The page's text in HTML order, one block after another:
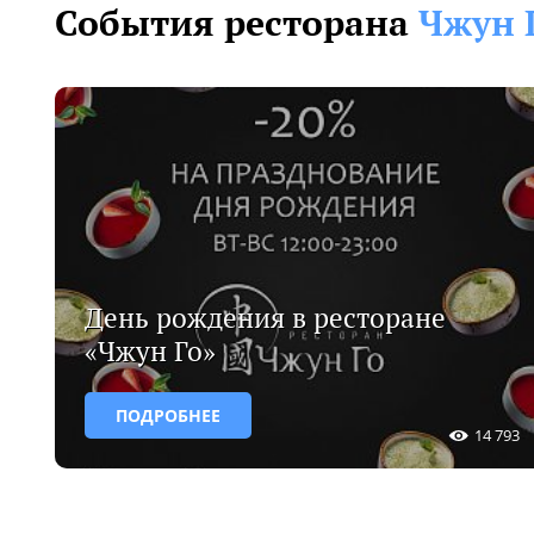
События ресторана Чжун
День рождения в ресторане
«Чжун Го»
ПОДРОБНЕЕ
14 793